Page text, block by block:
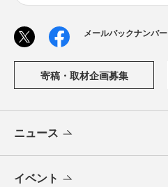
メールバックナンバー
寄稿・取材企画募集
ニュース
イベント